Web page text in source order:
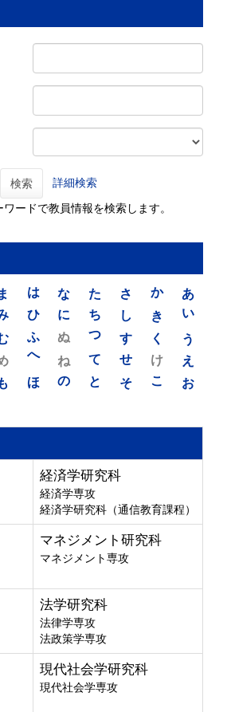
検索 詳細検索
ードで教員情報を検索します。
あ
い
う
え
お
か
き
く
け
こ
さ
し
す
せ
そ
た
ち
つ
て
と
な
に
ぬ
ね
の
は
ひ
ふ
へ
ほ
ま
む
め
も
経済学研究科
経済学専攻
経済学研究科（通信教育課程）
マネジメント研究科
マネジメント専攻
法学研究科
法律学専攻
法政策学専攻
現代社会学研究科
現代社会学専攻